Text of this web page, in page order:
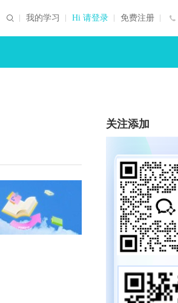
我的学习 Hi 请登录 免费注册
关注添加